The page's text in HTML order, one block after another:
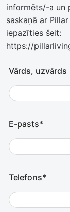
informēts/-a un
saskaņā ar
iepazīties šeit:
https://
Vārds, uzvārds
E-pasts*
Telefons*